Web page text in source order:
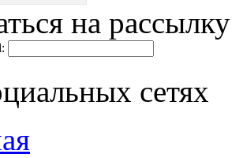
на рассылку
сетях